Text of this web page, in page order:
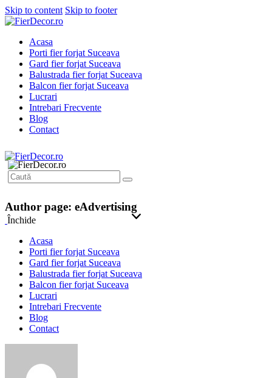
Skip to content Skip to footer
Acasa
Porti fier forjat Suceava
Gard fier forjat Suceava
Balustrada fier forjat Suceava
Balcon fier forjat Suceava
Lucrari
Intrebari Frecvente
Blog
Contact
Author page: eAdvertising
Închide
Acasa
Porti fier forjat Suceava
Gard fier forjat Suceava
Balustrada fier forjat Suceava
Balcon fier forjat Suceava
Lucrari
Intrebari Frecvente
Blog
Contact